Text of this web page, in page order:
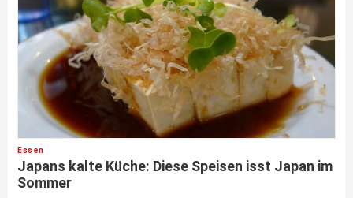
Essen
Japans kalte Küche: Diese Speisen isst Japan im
Sommer